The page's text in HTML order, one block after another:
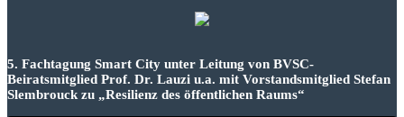
5. Fachtagung Smart City unter Leitung von BVSC-
Beiratsmitglied Prof. Dr. Lauzi u.a. mit Vorstandsmitglied Stefan
Slembrouck zu „Resilienz des öffentlichen Raums“